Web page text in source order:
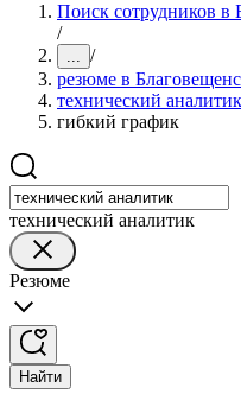
Поиск сотрудников в
/
... /
резюме в
технический аналитик
гибкий график
технический аналитик
Резюме
Найти